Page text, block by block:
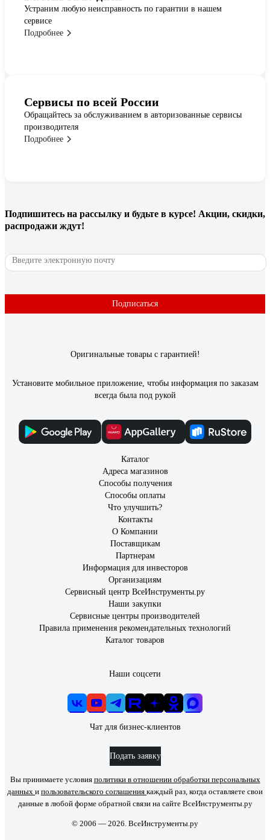
Устраним любую неисправность по гарантии в нашем
сервисе
Подробнее
Сервисы по всей России
Обращайтесь за обслуживанием в авторизованные сервисы
производителя
Подробнее
Подпишитесь на рассылку и будьте в курсе! Акции, скидки,
распродажи ждут!
Подписаться
Оригинальные товары с гарантией!
Установите мобильное приложение, чтобы информация по заказам
всегда была под рукой
Каталог
Адреса магазинов
Способы получения
Способы оплаты
Что улучшить?
Контакты
О Компании
Поставщикам
Партнерам
Информация для инвесторов
Организациям
Сервисный центр ВсеИнструменты.ру
Наши закупки
Сервисные центры производителей
Правила применения рекомендательных технологий
Каталог товаров
Наши соцсети
Чат для бизнес-клиентов
Подать заявку
Вы принимаете условия политики в отношении обработки персональных
данных и пользовательского соглашения каждый раз, когда оставляете свои
данные в любой форме обратной связи на сайте ВсеИнструменты.ру
© 2006 — 2026. ВсеИнструменты.ру